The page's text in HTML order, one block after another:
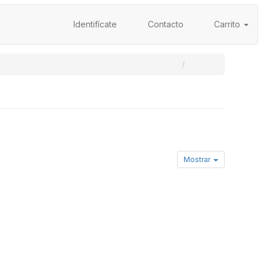
Identifícate Contacto Carrito
Mostrar